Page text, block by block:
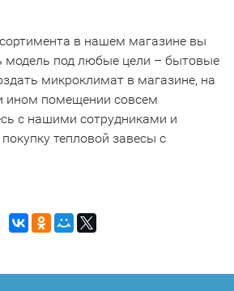
в нашем магазине вы
модель под любые цели – бытовые
микроклимат в магазине, на
ином помещении совсем
с нашими сотрудниками и
тепловой завесы с